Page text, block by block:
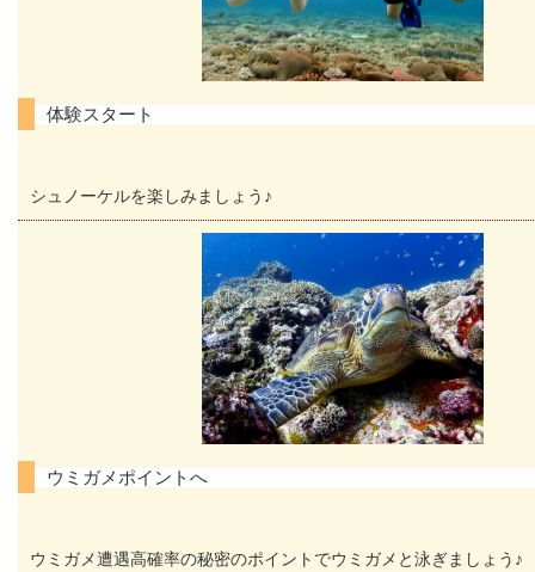
体験スタート
シュノーケルを楽しみましょう♪
ウミガメポイントへ
ウミガメ遭遇高確率の秘密のポイントでウミガメと泳ぎましょう♪